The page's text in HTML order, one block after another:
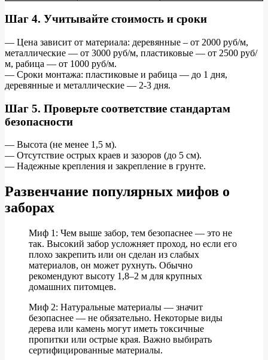
Шаг 4. Учитывайте стоимость и сроки
— Цена зависит от материала: деревянные – от 2000 руб/м,
металлические — от 3000 руб/м, пластиковые — от 2500 руб/
м, рабица — от 1000 руб/м.
— Сроки монтажа: пластиковые и рабица — до 1 дня,
деревянные и металлические — 2-3 дня.
Шаг 5. Проверьте соответствие стандартам
безопасности
— Высота (не менее 1,5 м).
— Отсутствие острых краев и зазоров (до 5 см).
— Надежные крепления и закрепление в грунте.
Развенчание популярных мифов о
заборах
Миф 1: Чем выше забор, тем безопаснее — это не
так. Высокий забор усложняет проход, но если его
плохо закрепить или он сделан из слабых
материалов, он может рухнуть. Обычно
рекомендуют высоту 1,8–2 м для крупных
домашних питомцев.
Миф 2: Натуральные материалы — значит
безопаснее — не обязательно. Некоторые виды
дерева или камень могут иметь токсичные
пропитки или острые края. Важно выбирать
сертифицированные материалы.